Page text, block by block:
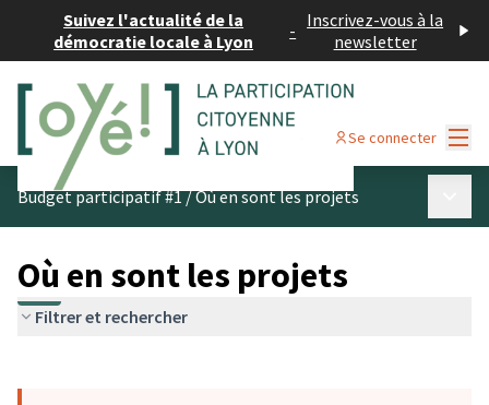
Suivez l'actualité de la
démocratie locale à Lyon
- Inscrivez-vous à la
newsletter
Se connecter
Budget participatif #1/Où en sont les projets
Où en sont les projets
Filtrer et rechercher